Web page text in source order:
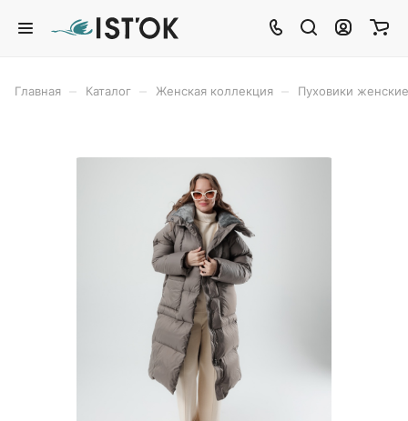
Главная Каталог Женская коллекция Пуховики женские